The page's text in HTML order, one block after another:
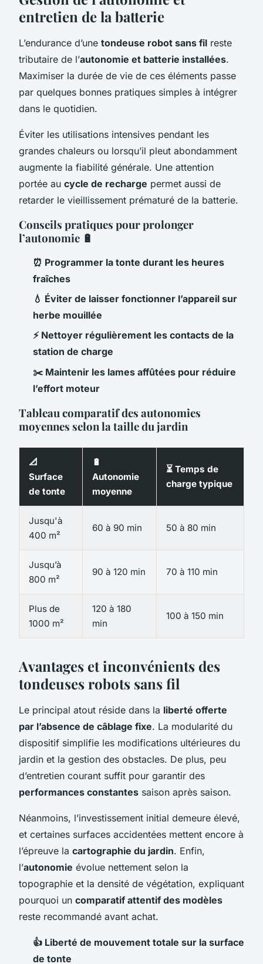
entretien de la batterie
L’endurance d’une tondeuse robot sans fil reste
tributaire de l’autonomie et batterie installées.
Maximiser la durée de vie de ces éléments passe
par quelques bonnes pratiques simples à intégrer
dans le quotidien.
Éviter les utilisations intensives pendant les
grandes chaleurs ou lorsqu’il pleut abondamment
augmente la fiabilité générale. Une attention
portée au cycle de recharge permet aussi de
retarder le vieillissement prématuré de la batterie.
Conseils pratiques pour prolonger
l’autonomie 🔋
⏰ Programmer la tonte durant les heures
fraîches
💧 Éviter de laisser fonctionner l’appareil sur
herbe mouillée
⚡ Nettoyer régulièrement les contacts de la
station de charge
✂️ Maintenir les lames affûtées pour réduire
l’effort moteur
Tableau comparatif des autonomies
moyennes selon la taille du jardin
📐
Surface
de tonte
🔋
Autonomie
moyenne
⏳ Temps de
charge typique
Jusqu'à
400 m²
60 à 90 min 50 à 80 min
Jusqu’à
800 m²
90 à 120 min 70 à 110 min
Plus de
1000 m²
120 à 180
min
100 à 150 min
Avantages et inconvénients des
tondeuses robots sans fil
Le principal atout réside dans la liberté offerte
par l’absence de câblage fixe. La modularité du
dispositif simplifie les modifications ultérieures du
jardin et la gestion des obstacles. De plus, peu
d’entretien courant suffit pour garantir des
performances constantes saison après saison.
Néanmoins, l’investissement initial demeure élevé,
et certaines surfaces accidentées mettent encore à
l’épreuve la cartographie du jardin. Enfin,
l’autonomie évolue nettement selon la
topographie et la densité de végétation, expliquant
pourquoi un comparatif attentif des modèles
reste recommandé avant achat.
👍 Liberté de mouvement totale sur la surface
de tonte